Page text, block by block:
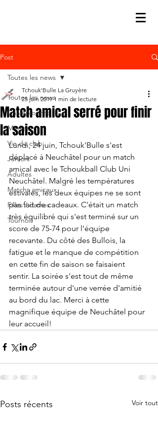
Post
Toutes les news
Championnat
Médias
Vie du club
Juniors
Adultes
Matchs amicaux
Filles / dames
Tournois
Toutes les news
Match amical serré pour finir
la saison
Tchouk'Bulle La Gruyère
25 juin 2019 1 min de lecture
Lundi, 24 juin, Tchouk'Bulle s'est
déplacé à Neuchâtel pour un match
amical avec le Tchoukball Club Uni
Neuchâtel. Malgré les températures
estivales, les deux équipes ne se sont
pas fait de cadeaux. C'était un match
très équilibré qui s'est terminé sur un
score de 75-74 pour l'équipe
recevante. Du côté des Bullois, la
fatigue et le manque de compétition
en cette fin de saison se faisaient
sentir. La soirée s'est tout de même
terminée autour d'une verrée d'amitié
au bord du lac. Merci à cette
magnifique équipe de Neuchâtel pour
leur accueil!
Posts récents Voir tout